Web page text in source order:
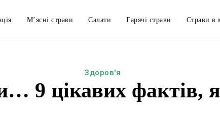
М’ясні страви Салати Гарячі страви Страви в
Здоров'я
9 цікавих фактів,